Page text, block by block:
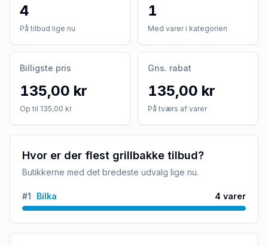
4
På tilbud lige nu
1
Med varer i kategorien
Billigste pris
135,00 kr
Op til 135,00 kr
Gns. rabat
135,00 kr
På tværs af varer
Hvor er der flest grillbakke tilbud?
Butikkerne med det bredeste udvalg lige nu.
#1 Bilka 4 varer